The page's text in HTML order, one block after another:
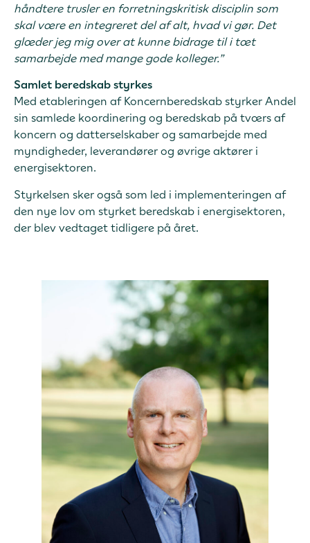
håndtere trusler en forretningskritisk disciplin som
skal være en integreret del af alt, hvad vi gør. Det
glæder jeg mig over at kunne bidrage til i tæt
samarbejde med mange gode kolleger.”
Samlet beredskab styrkes
Med etableringen af Koncernberedskab styrker Andel
sin samlede koordinering og beredskab på tværs af
koncern og datterselskaber og samarbejde med
myndigheder, leverandører og øvrige aktører i
energisektoren.
Styrkelsen sker også som led i implementeringen af
den nye lov om styrket beredskab i energisektoren,
der blev vedtaget tidligere på året.